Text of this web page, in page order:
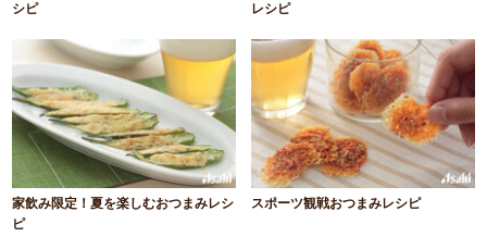
シピ
レシピ
家飲み限定！夏を楽しむおつまみレシ
ピ
スポーツ観戦おつまみレシピ